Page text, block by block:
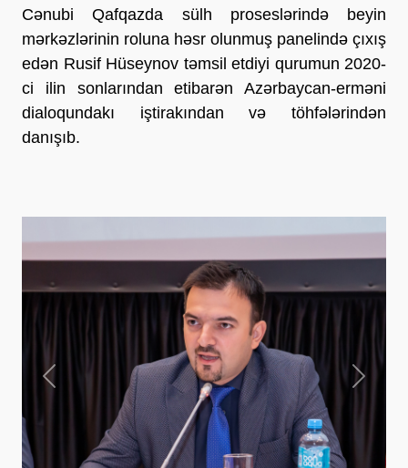
Cənubi Qafqazda sülh proseslərində beyin
mərkəzlərinin roluna həsr olunmuş panelində çıxış
edən Rusif Hüseynov təmsil etdiyi qurumun 2020-
ci ilin sonlarından etibarən Azərbaycan-erməni
dialoqundakı iştirakından və töhfələrindən
danışıb.
Previous Next